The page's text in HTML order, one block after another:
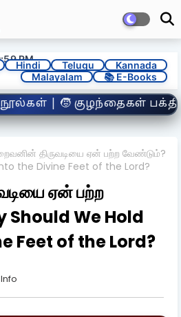
PM
Hindi Telugu
Kannada
Malayalam
📚 E-Books
பகுதி | 🛕
திருவடியை ஏன் பற்ற வேண்டும்?
the Divine Feet of the Lord?
ஏன் பற்ற
Should We Hold
Feet of the Lord?